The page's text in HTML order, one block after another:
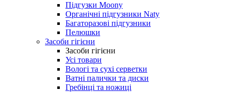
Підгузки Moony
Органічні підгузники Naty
Багаторазові підгузники
Пелюшки
Засоби гігієни
Засоби гігієни
Усі товари
Вологі та сухі серветки
Ватні палички та диски
Гребінці та ножиці